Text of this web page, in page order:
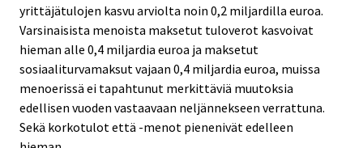
yrittäjätulojen kasvu arviolta noin 0,2 miljardilla euroa.
Varsinaisista menoista maksetut tuloverot kasvoivat
hieman alle 0,4 miljardia euroa ja maksetut
sosiaaliturvamaksut vajaan 0,4 miljardia euroa, muissa
menoerissä ei tapahtunut merkittäviä muutoksia
edellisen vuoden vastaavaan neljännekseen verrattuna.
Sekä korkotulot että -menot pienenivät edelleen